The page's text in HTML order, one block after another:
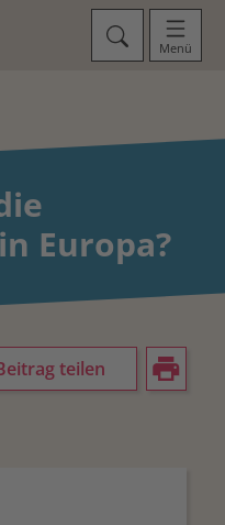
Menü
Europa?
teilen